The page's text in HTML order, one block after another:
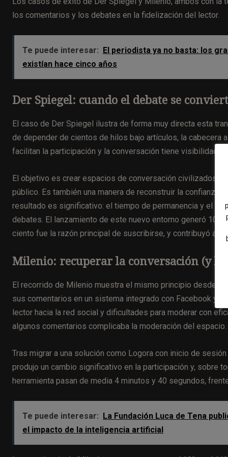
los comentarios y los debates en la fidelización del lector.
Te puede interesar: El periodista ya no basta: los
existían hace cinco años
Der Spiegel: cuando el debate se
El caso de Der Spiegel ilustra de forma muy directa esta
de depender de cientos de hilos bajo artículos, la cabecera
facilitan la participación y la conversación tiene visibilidad
El objetivo es crear espacios de conversación civilizados
público. Es también una manera de reconstruir la confianza
resultado es significativo: el tiempo de permanencia y el
debates. El lanzamiento de este nuevo entorno generó
ciento fue la razón principal de suscribirse, y contribuyó a
Milenio: recuperar la conversación (y los
El recorrido de Milenio muestra el mismo principio desde
sus comentarios en un sistema integrado con Facebook y
lector hacia la red social y dificultades para moderar con
algunos comentarios complicaba la moderación del espacio.
Tras migrar a una solución como Logora con inicio de
produjo un cambio significativo en la participación y, sobre
herramienta pasan de media 4 minutos y 40 segundos,
Te puede interesar: La Fundación Luca de Tena
el impacto de la inteligencia artificial